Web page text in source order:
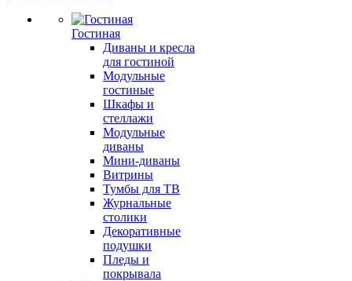
Гостиная
Диваны и кресла
для гостиной
Модульные
гостиные
Шкафы и
стеллажи
Модульные
диваны
Мини-диваны
Витрины
Тумбы для ТВ
Журнальные
столики
Декоративные
подушки
Пледы и
покрывала